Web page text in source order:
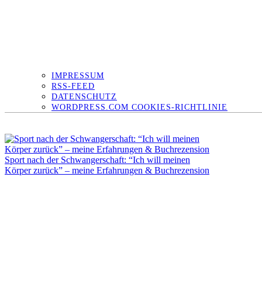
IMPRESSUM
RSS-FEED
DATENSCHUTZ
WORDPRESS.COM COOKIES-RICHTLINIE
Sport nach der Schwangerschaft: “Ich will meinen
Körper zurück” – meine Erfahrungen & Buchrezension